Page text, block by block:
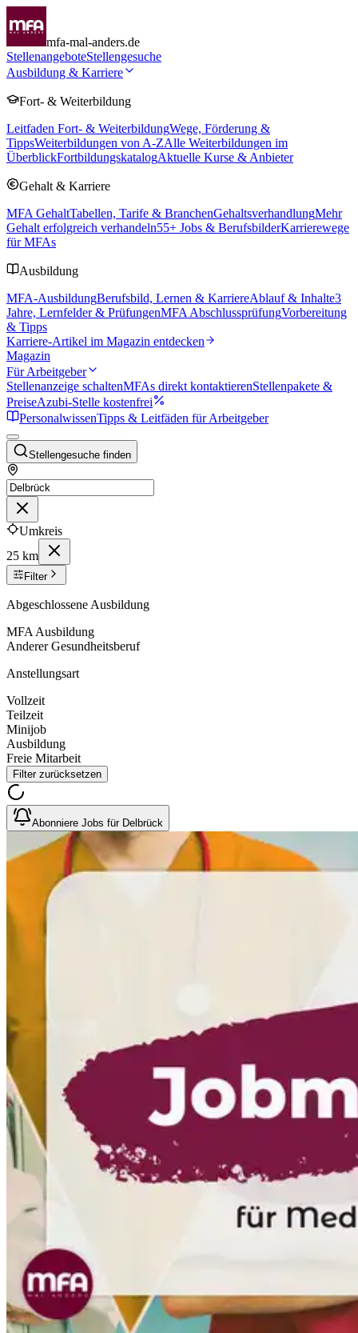
mfa-mal-anders.de
StellenangeboteStellengesuche
Ausbildung & Karriere
Fort- & Weiterbildung
Leitfaden Fort- & WeiterbildungWege, Förderung &
TippsWeiterbildungen von A-ZAlle Weiterbildungen im
ÜberblickFortbildungskatalogAktuelle Kurse & Anbieter
Gehalt & Karriere
MFA GehaltTabellen, Tarife & BranchenGehaltsverhandlungMehr
Gehalt erfolgreich verhandeln55+ Jobs & BerufsbilderKarrierewege
für MFAs
Ausbildung
MFA-AusbildungBerufsbild, Lernen & KarriereAblauf & Inhalte3
Jahre, Lernfelder & PrüfungenMFA AbschlussprüfungVorbereitung
& Tipps
Karriere-Artikel im Magazin entdecken
Magazin
Für Arbeitgeber
Stellenanzeige schaltenMFAs direkt kontaktierenStellenpakete &
PreiseAzubi-Stelle kostenfrei
PersonalwissenTipps & Leitfäden für Arbeitgeber
Stellengesuche finden
Umkreis
25 km
Filter
Abgeschlossene Ausbildung
MFA Ausbildung
Anderer Gesundheitsberuf
Anstellungsart
Vollzeit
Teilzeit
Minijob
Ausbildung
Freie Mitarbeit
Filter zurücksetzen
Abonniere Jobs für Delbrück